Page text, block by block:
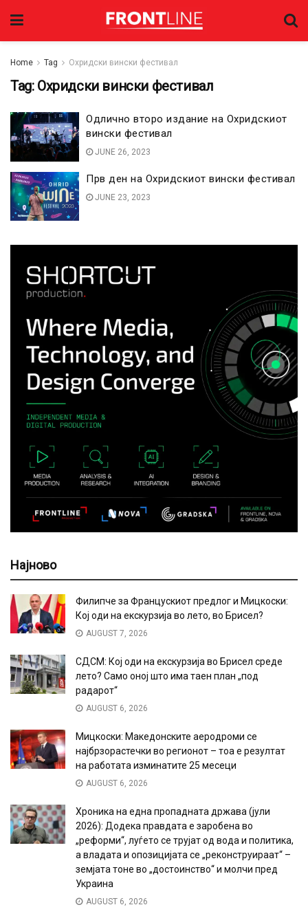
Home Tag Охридски вински фестивал
Tag: Охридски вински фестивал
Одлично второ издание на Охридскиот
вински фестивал
JUNE 26, 2023
Прв ден на Охридскиот вински фестивал
JUNE 23, 2023
Најново
Филипче за Францускиот предлог и Мицкоски:
Кој оди на екскурзија во лето, во Брисел?
AUGUST 7, 2026
СДСМ: Кој оди на екскурзија во Брисел среде
лето? Само оној што има таен план „под
радарот“
AUGUST 6, 2026
Мицкоски: Македонските аеродроми се
најбрзорастечки во регионот – тоа е резултат
на работата изминатите 25 месеци
AUGUST 6, 2026
Хроника на една пропадната држава (јули
2026): Додека правдата е заробена во
„реформи“, луѓето се трујат од вода и политика,
а владата и опозицијата се „реконструираат“ –
земјата тоне во „достоинство“ и молчи пред
Украина
AUGUST 6, 2026